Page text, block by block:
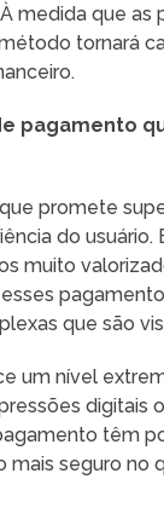
medida que as
tornará
pagamento
promete
do usuário.
muito
que são
um nível
digitais
têm
mais seguro no